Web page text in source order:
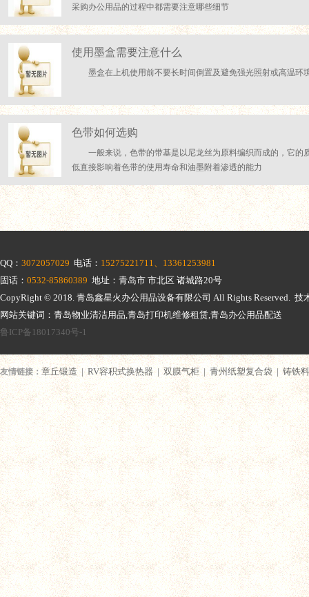
采购办公用品的过程中都需要注意哪些细节
使用墨盒需要注意什么
墨盒在上机使用前不要长时间倒置及避免强光照射或高温环
色带如何选购
一般来说，色带的带基是以尼龙丝为原料编织而成的，它的
低直接影响着色带的使用寿命和油墨附着渗透的能力
QQ： 3072057029 电话： 15275221711、13361253981
固话： 0532-85860389 地址：青岛市 市北区 诸城路20号
CopyRight © 2018. 青岛鑫星火办公用品设备有限公司 All Rights Reserved. 技
网站关键词：青岛物业清洁用品,青岛打印机维修租赁,青岛办公用品配送
鲁ICP备18017340号-1
友情链接：章丘锻造| RV容积式换热器|双膜气柜|青州纸塑复合袋|铸铁